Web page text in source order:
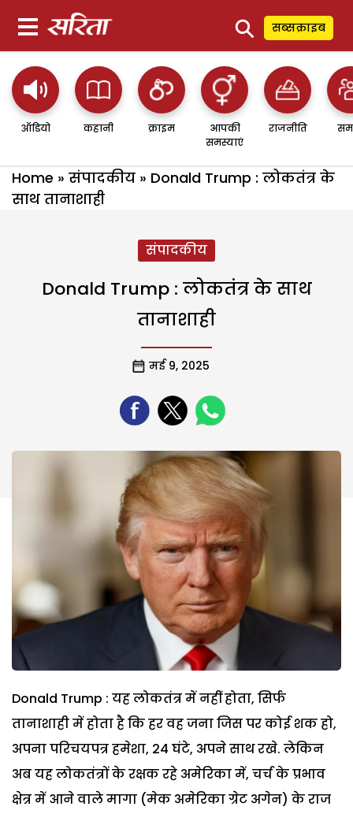
⚲ सब्सक्राइब
ऑडियो कहानी क्राइम
आपकी
समस्याएं
राजनीति
Home » संपादकीय » Donald Trump : लोकतंत्र के
साथ तानाशाही
संपादकीय
Donald Trump : लोकतंत्र के साथ
तानाशाही
मई 9, 2025
Donald Trump : यह लोकतंत्र में नहीं होता, सिर्फ
तानाशाही में होता है कि हर वह जना जिस पर कोई शक हो,
अपना परिचयपत्र हमेशा, 24 घंटे, अपने साथ रखे. लेकिन
अब यह लोकतंत्रों के रक्षक रहे अमेरिका में, चर्च के प्रभाव
क्षेत्र में आने वाले मागा (मेक अमेरिका ग्रेट अगेन) के राज